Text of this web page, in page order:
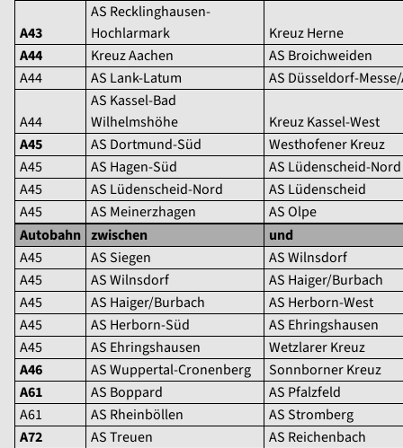
A43
AS Recklinghausen-
Hochlarmark
Kreuz Herne
A44
Kreuz Aachen
AS Broichweiden
A44
AS Lank-Latum AS Düsseldorf-
A44
AS Kassel-Bad
Wilhelmshöhe
Kreuz Kassel-West
A45
AS Dortmund-Süd
Westhofener Kreuz
A45
AS Hagen-Süd
AS Lüdenscheid-Nord
A45
AS Lüdenscheid-Nord
AS Lüdenscheid
A45
AS Meinerzhagen
AS Olpe
Autobahn zwischen
und
A45
AS Siegen
AS Wilnsdorf
A45
AS Wilnsdorf
AS Haiger/Burbach
A45
AS Haiger/Burbach
AS Herborn-West
A45
AS Herborn-Süd
AS Ehringshausen
A45
AS Ehringshausen
Wetzlarer Kreuz
A46
AS Wuppertal-Cronenberg
Sonnborner Kreuz
A61
AS Boppard
AS Pfalzfeld
A61
AS Rheinböllen
AS Stromberg
A72
AS Treuen
AS Reichenbach